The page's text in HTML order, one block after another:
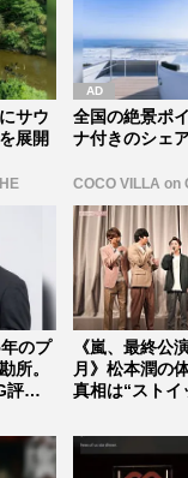
サウ
展開
全国の絶景ポ
ナ付きのシェ
COCO VILLA on
のプ
所。
評
《嵐、最終公
月》松本潤の
真相は“ストイ